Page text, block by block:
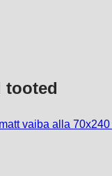
tooted
vaiba alla